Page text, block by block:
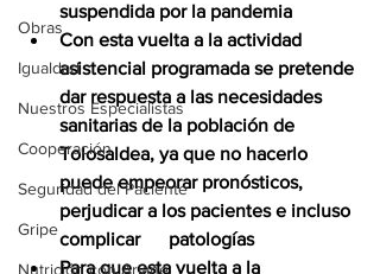
Obras
Igualdad
Nuestros Especialistas
Cooperación
Seguridad del Paciente
Gripe
Nutrición con Ariane
suspendida por la pandemia
Con esta vuelta a la actividad
asistencial programada se pretende
dar respuesta a las necesidades
sanitarias de la población de
Tolosaldea, ya que no hacerlo
puede empeorar pronósticos,
perjudicar a los pacientes e incluso
complicar      patologías
Para que esta vuelta a la